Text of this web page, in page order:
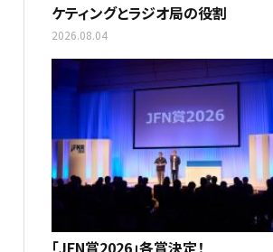
ケティングとラジオ局の役割
2026.08.04
「JFN賞2026」各賞決定！